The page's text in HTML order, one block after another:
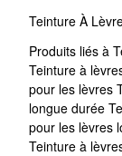
Teinture À
Produits liés à
Teinture à
pour les lèvres
longue durée
pour les lèvres
Teinture à